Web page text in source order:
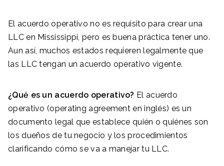
El acuerdo operativo no es requisito para crear una
LLC en Mississippi, pero es buena práctica tener uno.
Aun así, muchos estados requieren legalmente que
las LLC tengan un acuerdo operativo vigente.
¿Quė es un acuerdo operativo? El acuerdo
operativo (operating agreement en inglés) es un
documento legal que establece quién o quiénes son
los dueños de tu negocio y los procedimientos
clarificando cómo se va a manejar tu LLC.